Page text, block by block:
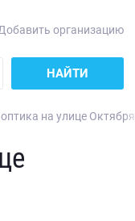
организацию
НАЙТИ
на улице Октября